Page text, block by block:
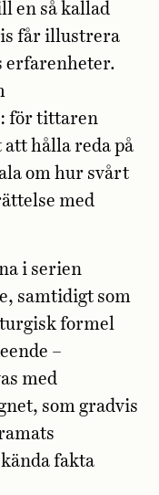
en så kallad
får illustrera
erfarenheter.
för tittaren
hålla reda på
om hur svårt
med
i serien
samtidigt som
formel
–
med
som gradvis
fakta